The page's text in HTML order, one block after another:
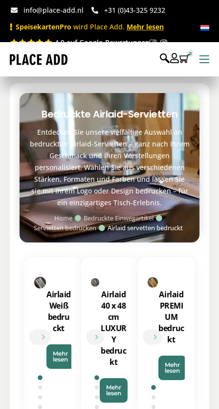
info@place-add.nl
+31 (0)43-325 9232
SpeisekartenPro wird Place Add. Mehr lesen
4.9 auf Google-Bewertungen
Speisekarten
Bedruckte Einwegartikel
Einwegartikel Shop
Tischaccessoires & Co
0
Bedruckte Airlaid-Servietten
Entdecken Sie unsere vielfältige Auswahl an
bedruckten Airlaid-Servietten – ganz nach Ihrem
Geschmack und Ihren Vorstellungen
personalisiert. Wählen Sie aus verschiedenen
Stärken, Formaten und Farben und lassen Sie
sie mit Ihrem Logo oder Design bedrucken – für
ein einzigartiges Tisch-Erlebnis.
Home
Bedruckte Einwegartikel
Servietten bedrucken
Airlaid servetten bedruckt
Airlaid
Weiß
bedru
ckt
Mehr
lesen
Airlaid
40 x 48
cm
LUXUR
Y
bedruc
kt
Mehr
lesen
Airlaid
PREMI
UM
bedruc
kt
Mehr
lesen